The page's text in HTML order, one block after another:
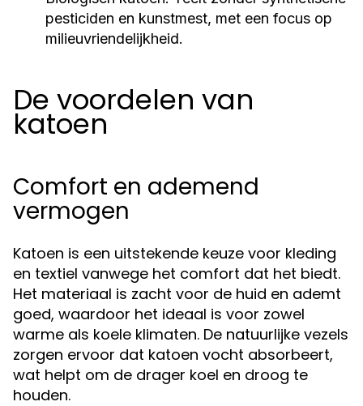
pesticiden en kunstmest, met een focus op
milieuvriendelijkheid.
De voordelen van
katoen
Comfort en ademend
vermogen
Katoen is een uitstekende keuze voor kleding
en textiel vanwege het comfort dat het biedt.
Het materiaal is zacht voor de huid en ademt
goed, waardoor het ideaal is voor zowel
warme als koele klimaten. De natuurlijke vezels
zorgen ervoor dat katoen vocht absorbeert,
wat helpt om de drager koel en droog te
houden.